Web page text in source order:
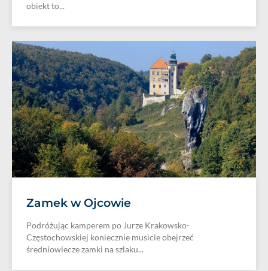
obiekt to...
Zamek w Ojcowie
Podróżując kamperem po Jurze Krakowsko-
Częstochowskiej koniecznie musicie obejrzeć
średniowiecze zamki na szlaku...